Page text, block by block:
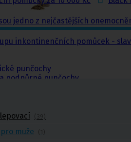
punčochy
podpůrné punčochy
jedno z nejčastějších
inkontinenčních pomůcek -
muže